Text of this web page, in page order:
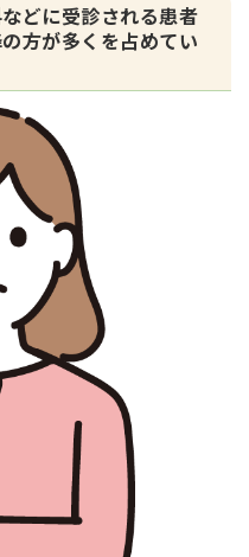
どに受診される患者
方が多くを占めてい